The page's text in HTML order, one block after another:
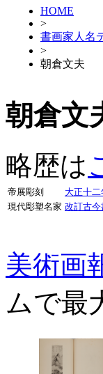
HOME
>
書画家人名
>
朝倉文夫
朝倉文
略歴は
帝展彫刻 大正十
現代彫塑名家 改訂古
美術画
ムで最